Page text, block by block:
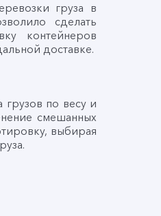
груза в
сделать
контейнеров
доставке.
по весу и
смешанных
выбирая